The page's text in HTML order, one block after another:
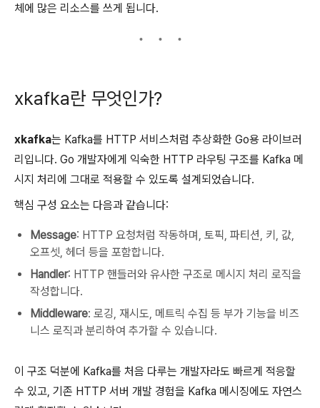
체에 많은 리소스를 쓰게 됩니다.
xkafka란 무엇인가?
xkafka는 Kafka를 HTTP 서비스처럼 추상화한 Go용 라이브러
리입니다. Go 개발자에게 익숙한 HTTP 라우팅 구조를 Kafka 메
시지 처리에 그대로 적용할 수 있도록 설계되었습니다.
핵심 구성 요소는 다음과 같습니다:
Message: HTTP 요청처럼 작동하며, 토픽, 파티션, 키, 값,
오프셋, 헤더 등을 포함합니다.
Handler: HTTP 핸들러와 유사한 구조로 메시지 처리 로직을
작성합니다.
Middleware: 로깅, 재시도, 메트릭 수집 등 부가 기능을 비즈
니스 로직과 분리하여 추가할 수 있습니다.
이 구조 덕분에 Kafka를 처음 다루는 개발자라도 빠르게 적응할
수 있고, 기존 HTTP 서버 개발 경험을 Kafka 메시징에도 자연스